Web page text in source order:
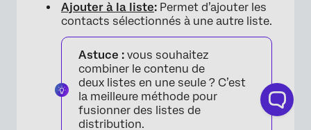
Ajouter à la liste: Permet d’ajouter les
contacts sélectionnés à une autre liste.
Astuce : vous souhaitez
combiner le contenu de
deux listes en une seule ? C’est
la meilleure méthode pour
fusionner des listes de
distribution.